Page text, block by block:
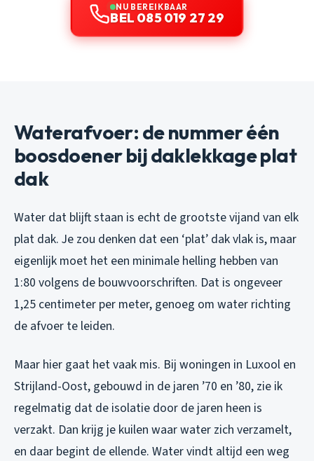
NU BEREIKBAAR
BEL 085 019 27 29
Waterafvoer: de nummer één
boosdoener bij daklekkage plat
dak
Water dat blijft staan is echt de grootste vijand van elk
plat dak. Je zou denken dat een ‘plat’ dak vlak is, maar
eigenlijk moet het een minimale helling hebben van
1:80 volgens de bouwvoorschriften. Dat is ongeveer
1,25 centimeter per meter, genoeg om water richting
de afvoer te leiden.
Maar hier gaat het vaak mis. Bij woningen in Luxool en
Strijland-Oost, gebouwd in de jaren ’70 en ’80, zie ik
regelmatig dat de isolatie door de jaren heen is
verzakt. Dan krijg je kuilen waar water zich verzamelt,
en daar begint de ellende. Water vindt altijd een weg